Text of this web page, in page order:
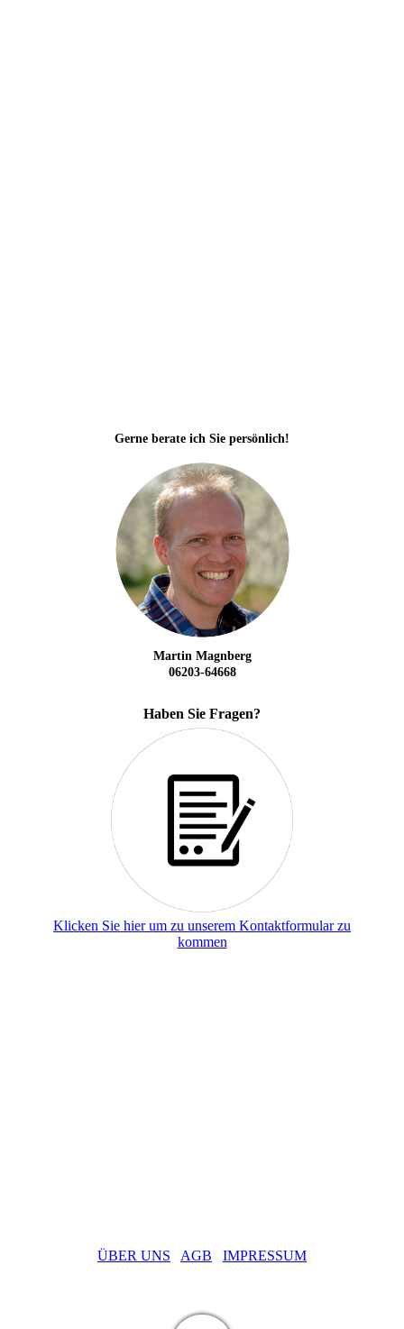
Gerne berate ich Sie persönlich!
Martin Magnberg
06203-64668
Haben Sie Fragen?
Klicken Sie hier um zu unserem Kontaktformular zu
kommen
ÜBER UNS AGB IMPRESSUM